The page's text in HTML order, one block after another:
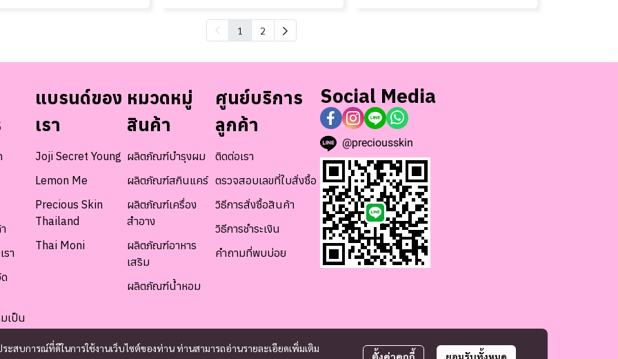
1 2
สบการณ์ที่ดีในการใช้งานเว็บไซต์ของท่าน ท่านสามารถอ่านรายละเอียดเพิ่มเติม
ตั้งค่าคุกกี้ ยอมรับทั้งหมด
รา
เป็น
แบรนด์ของ
เรา
Joji Secret Young
Lemon Me
Precious Skin
Thailand
Thai Moni
หมวดหมู่
สินค้า
ผลิตภัณฑ์บำรุงผม
ผลิตภัณฑ์สกินแคร์
ผลิตภัณฑ์เครื่อง
สำอาง
ผลิตภัณฑ์อาหาร
เสริม
ผลิตภัณฑ์น้ำหอม
ศูนย์บริการ
ลูกค้า
ติดต่อเรา
ตรวจสอบเลขที่ใบสั่งซื้อ
วิธีการสั่งซื้อสินค้า
วิธีการชำระเงิน
คำถามที่พบบ่อย
Social Media
@preciousskin